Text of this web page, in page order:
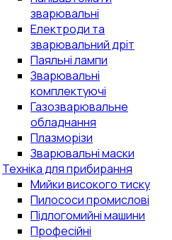
зварювальні
Електроди та
зварювальний дріт
Паяльні лампи
Зварювальні
комплектуючі
Газозварювальне
обладнання
Плазморізи
Зварювальні маски
Техніка для прибирання
Мийки високого тиску
Пилососи промислові
Підлогомийні машини
Професійні